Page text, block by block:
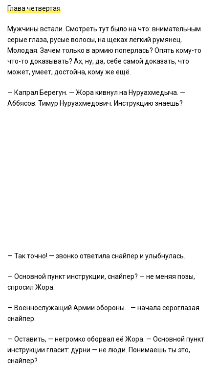
Глава четвертая
Мужчины встали. Смотреть тут было на что: внимательным
серые глаза, русые волосы, на щеках лёгкий румянец.
Молодая. Зачем только в армию поперлась? Опять кому-то
что-то доказывать? Ах, ну, да, себе самой доказать, что
может, умеет, достойна, кому же ещё.
— Капрал Берегун. — Жора кивнул на Нуруахмедыча. —
Аббясов. Тимур Нуруахмедович. Инструкцию знаешь?
— Так точно! — звонко ответила снайпер и улыбнулась.
— Основной пункт инструкции, снайпер? — не меняя позы,
спросил Жора.
— Военнослужащий Армии обороны… — начала сероглазая
снайпер.
— Оставить, — негромко оборвал её Жора. — Основной пункт
инструкции гласит: дурни — не люди. Понимаешь ты это,
снайпер?